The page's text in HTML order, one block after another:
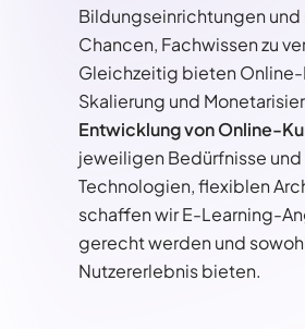
Bildungseinrichtungen und
Chancen, Fachwissen zu
Gleichzeitig bieten
Skalierung und
Entwicklung von Online-
jeweiligen Bedürfnisse
Technologien, flexiblen
schaffen wir E-Learning-
gerecht werden und
Nutzererlebnis bieten.